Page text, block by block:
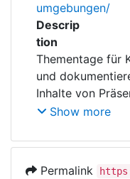
umgebungen/
Descrip
tion
Thementage für
und
Inhalte von
(asynchrone)
Show more
Permalink